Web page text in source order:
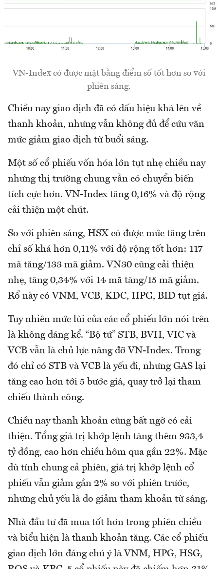
VN-Index có được mặt bằng điểm số tốt hơn so với
phiên sáng.
Chiều nay giao dịch đã có dấu hiệu khá lên về
thanh khoản, nhưng vẫn không đủ để cứu vãn
mức giảm giao dịch từ buổi sáng.
Một số cổ phiếu vốn hóa lớn tụt nhẹ chiều nay
nhưng thị trường chung vẫn có chuyển biến
tích cực hơn. VN-Index tăng 0,16% và độ rộng
cải thiện một chút.
So với phiên sáng, HSX có được mức tăng trên
chỉ số khá hơn 0,11% với độ rộng tốt hơn: 117
mã tăng/133 mã giảm. VN30 cũng cải thiện
nhẹ, tăng 0,34% với 14 mã tăng/15 mã giảm.
Rổ này có VNM, VCB, KDC, HPG, BID tụt giá.
Tuy nhiên mức lùi của các cổ phiếu lớn nói trên
là không đáng kể. “Bộ tứ” STB, BVH, VIC và
VCB vẫn là chủ lực nâng đỡ VN-Index. Trong
đó chỉ có STB và VCB là yếu đi, nhưng GAS lại
tăng cao hơn tới 5 bước giá, quay trở lại tham
chiếu thành công.
Chiều nay thanh khoản cũng bất ngờ có cải
thiện. Tổng giá trị khớp lệnh tăng thêm 933,4
tỷ đồng, cao hơn chiều hôm qua gần 22%. Mặc
dù tính chung cả phiên, giá trị khớp lệnh cổ
phiếu vẫn giảm gần 2% so với phiên trước,
nhưng chủ yếu là do giảm tham khoản từ sáng.
Nhà đầu tư đã mua tốt hơn trong phiên chiều
và biểu hiện là thanh khoản tăng. Các cổ phiếu
giao dịch lớn đáng chú ý là VNM, HPG, HSG,